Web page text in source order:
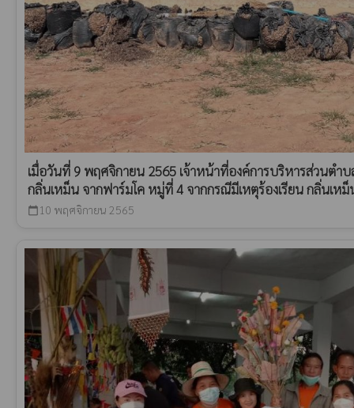
เมื่อวันที่ 9 พฤศจิกายน 2565 เจ้าหน้าที่องค์การบริหารส่วนตำ
กลิ่นเหม็น จากฟาร์มโค หมู่ที่ 4 จากกรณีมีเหตุร้องเรียน กลิ่นเห
calendar_today 10 พฤศจิกายน 2565